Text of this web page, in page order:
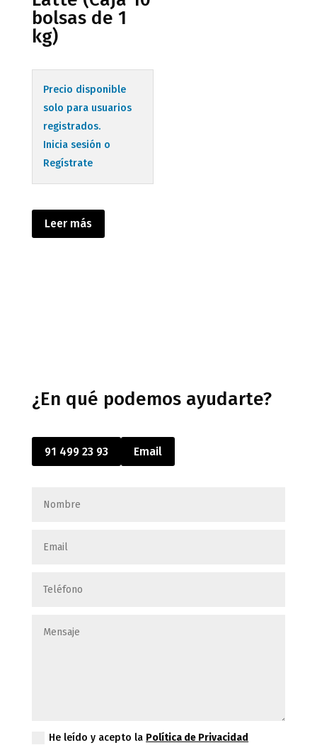
bolsas de 1
kg)
Precio disponible
solo para usuarios
registrados.
Inicia sesión o
Regístrate
Leer más
¿En qué podemos ayudarte?
91 499 23 93 Email
He leído y acepto la Política de Privacidad